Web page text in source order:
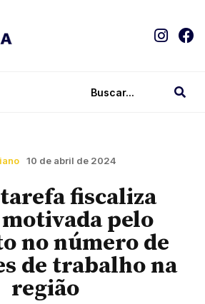
10 de abril de 2024
fiscaliza
pelo
no número de
de trabalho na
região